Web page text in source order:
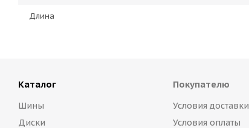
Длина
Каталог
Шины
Диски
Покупателю
Условия доставки
Условия оплаты